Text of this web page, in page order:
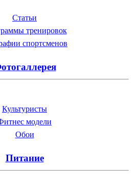
Статьи
тренировок
спортсменов
Культуристы
модели
Обои
Питание